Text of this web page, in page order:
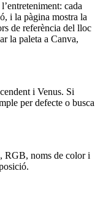
cada
i la pàgina mostra la
de referència del lloc
la paleta a Canva,
i Venus. Si
per defecte o busca
RGB, noms de color i